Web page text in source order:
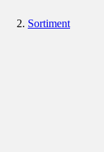
Sortiment